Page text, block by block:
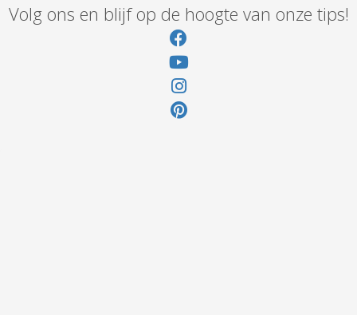
Volg ons en blijf op de hoogte van onze tips!